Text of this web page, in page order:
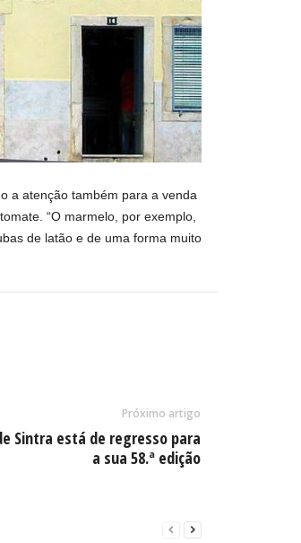
a atenção também para a venda
“O marmelo, por exemplo,
de latão e de uma forma muito
Próximo artigo
Sintra está de regresso para
a sua 58.ª edição